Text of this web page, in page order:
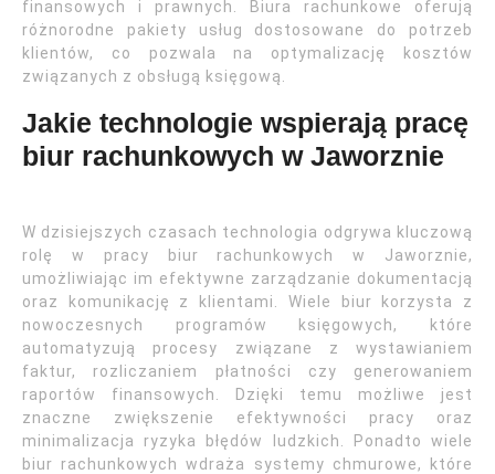
finansowych i prawnych. Biura rachunkowe oferują
różnorodne pakiety usług dostosowane do potrzeb
klientów, co pozwala na optymalizację kosztów
związanych z obsługą księgową.
Jakie technologie wspierają pracę
biur rachunkowych w Jaworznie
W dzisiejszych czasach technologia odgrywa kluczową
rolę w pracy biur rachunkowych w Jaworznie,
umożliwiając im efektywne zarządzanie dokumentacją
oraz komunikację z klientami. Wiele biur korzysta z
nowoczesnych programów księgowych, które
automatyzują procesy związane z wystawianiem
faktur, rozliczaniem płatności czy generowaniem
raportów finansowych. Dzięki temu możliwe jest
znaczne zwiększenie efektywności pracy oraz
minimalizacja ryzyka błędów ludzkich. Ponadto wiele
biur rachunkowych wdraża systemy chmurowe, które